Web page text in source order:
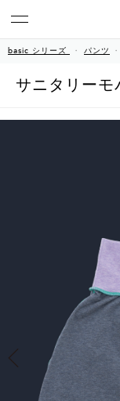
basic シリーズ パンツ
サニタリー